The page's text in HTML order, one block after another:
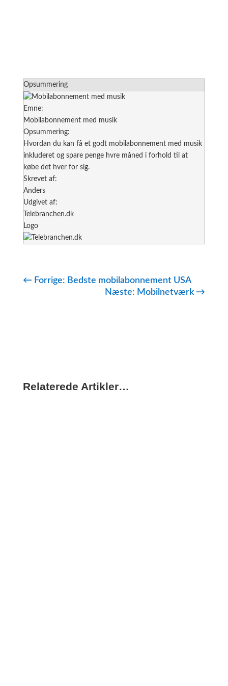
Opsummering
Emne:
Mobilabonnement med musik
Opsummering:
Hvordan du kan få et godt mobilabonnement med musik
inkluderet og spare penge hvre måned i forhold til at
købe det hver for sig.
Skrevet af:
Anders
Udgivet af:
Telebranchen.dk
Logo
← Forrige: Bedste mobilabonnement USA
Næste: Mobilnetværk →
Relaterede Artikler…